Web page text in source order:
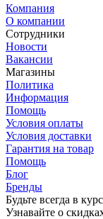
Компания
О компании
Сотрудники
Новости
Вакансии
Магазины
Политика
Информация
Помощь
Условия оплаты
Условия доставки
Гарантия на товар
Помощь
Блог
Бренды
Будьте всегда в
Узнавайте о